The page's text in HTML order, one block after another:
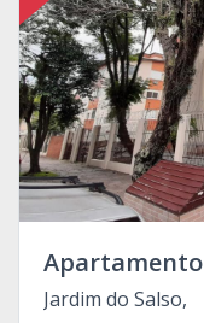
Apartamento
Jardim do Salso,